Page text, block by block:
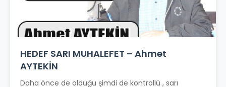
HEDEF SARI MUHALEFET – Ahmet
AYTEKİN
Daha önce de olduğu şimdi de kontrollü , sarı